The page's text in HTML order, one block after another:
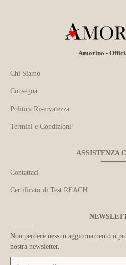
Amorino -
Chi Siamo
Consegna
Politica Riservatezza
Termini e Condizioni
ASSISTENZA
Contattaci
Certificato di Test REACH
Non perdere nessun aggiornamento o
nostra newsletter.